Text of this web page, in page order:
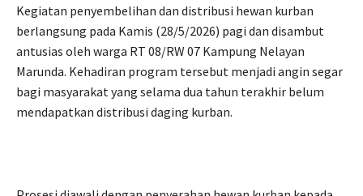
Kegiatan penyembelihan dan distribusi hewan kurban
berlangsung pada Kamis (28/5/2026) pagi dan disambut
antusias oleh warga RT 08/RW 07 Kampung Nelayan
Marunda. Kehadiran program tersebut menjadi angin segar
bagi masyarakat yang selama dua tahun terakhir belum
mendapatkan distribusi daging kurban.